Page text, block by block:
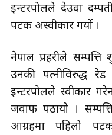
इन्टरपोलले देउवा
पटक अस्वीकार गर्यो ।
नेपाल प्रहरीले
उनकी पत्नीविरुद्ध
इन्टरपोलले स्वीकार
जवाफ पठायो ।
आग्रहमा पहिलो